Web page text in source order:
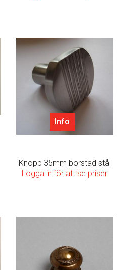
Info
Knopp 35mm borstad stål
Logga in för att se priser